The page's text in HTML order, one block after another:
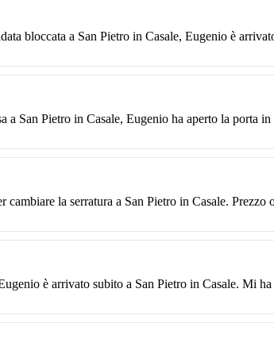
bloccata a San Pietro in Casale, Eugenio è
a San Pietro in Casale, Eugenio ha aperto la porta
cambiare la serratura a San Pietro in Casale. Prezzo
è arrivato subito a San Pietro in Casale. Mi